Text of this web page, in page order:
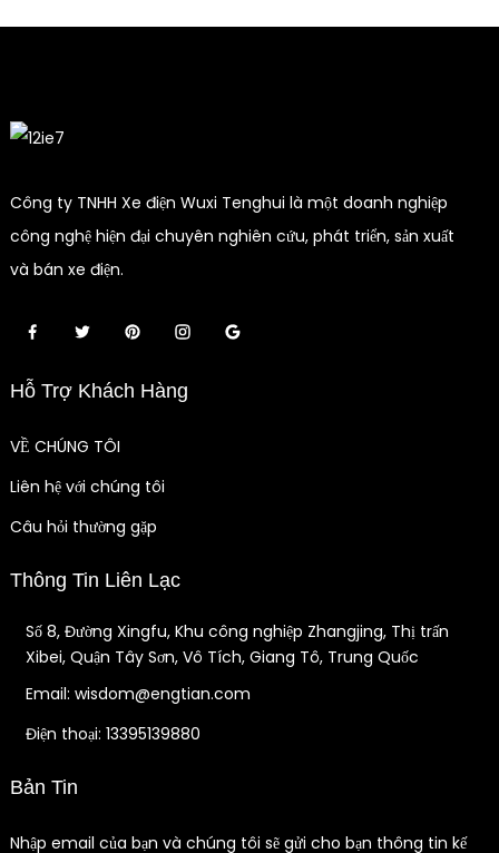
Công ty TNHH Xe điện Wuxi Tenghui là một doanh nghiệp
công nghệ hiện đại chuyên nghiên cứu, phát triển, sản xuất
và bán xe điện.
Hỗ Trợ Khách Hàng
VỀ CHÚNG TÔI
Liên hệ với chúng tôi
Câu hỏi thường gặp
Thông Tin Liên Lạc
Số 8, Đường Xingfu, Khu công nghiệp Zhangjing, Thị trấn
Xibei, Quận Tây Sơn, Vô Tích, Giang Tô, Trung Quốc
Email: wisdom@engtian.com
Điện thoại: 13395139880
Bản Tin
Nhập email của bạn và chúng tôi sẽ gửi cho bạn thông tin kế